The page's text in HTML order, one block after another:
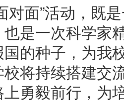
对面”活动，既
是一次科学家
的种子，为我
将持续搭建交
勇毅前行，为